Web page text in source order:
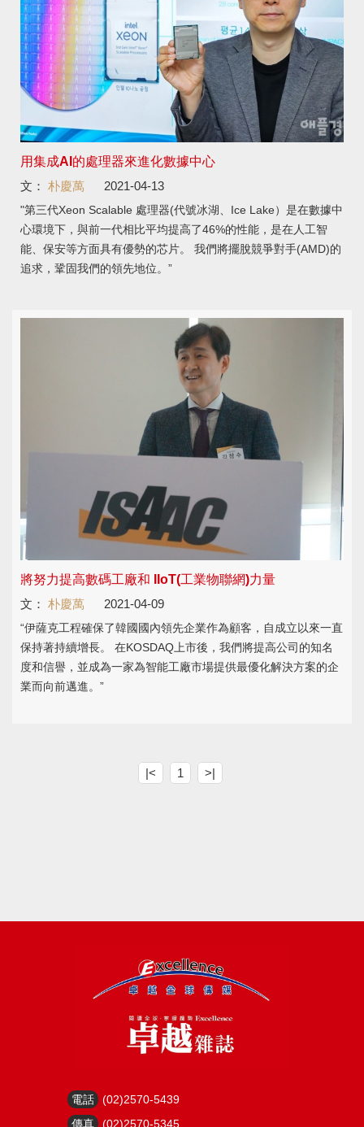
用集成AI的處理器來進化數據中心
文： 朴慶萬 2021-04-13
"第三代Xeon Scalable 處理器(代號冰湖、Ice Lake）是在數據中
心環境下，與前一代相比平均提高了46%的性能，是在人工智
能、保安等方面具有優勢的芯片。 我們將擺脫競爭對手(AMD)的
追求，鞏固我們的領先地位。”
將努力提高數碼工廠和 IIoT(工業物聯網)力量
文： 朴慶萬 2021-04-09
“伊薩克工程確保了韓國國內領先企業作為顧客，自成立以來一直
保持著持續增長。 在KOSDAQ上市後，我們將提高公司的知名
度和信譽，並成為一家為智能工廠市場提供最優化解決方案的企
業而向前邁進。”
|< 1 >|
電話
(02)2570-5439
傳真
(02)2570-5345